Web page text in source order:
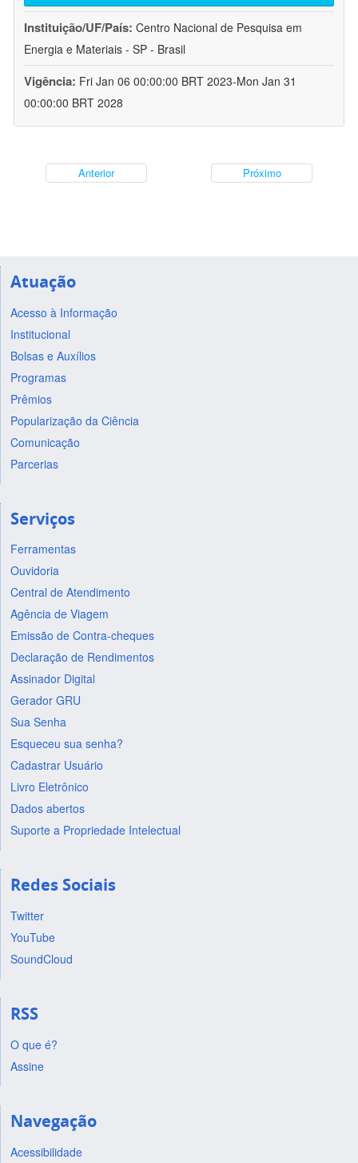
Instituição/UF/País: Centro Nacional de Pesquisa em
Energia e Materiais - SP - Brasil
Vigência: Fri Jan 06 00:00:00 BRT 2023-Mon Jan 31
00:00:00 BRT 2028
Anterior Próximo
Atuação
Acesso à Informação
Institucional
Bolsas e Auxílios
Programas
Prêmios
Popularização da Ciência
Comunicação
Parcerias
Serviços
Ferramentas
Ouvidoria
Central de Atendimento
Agência de Viagem
Emissão de Contra-cheques
Declaração de Rendimentos
Assinador Digital
Gerador GRU
Sua Senha
Esqueceu sua senha?
Cadastrar Usuário
Livro Eletrônico
Dados abertos
Suporte a Propriedade Intelectual
Redes Sociais
Twitter
YouTube
SoundCloud
RSS
O que é?
Assine
Navegação
Acessibilidade